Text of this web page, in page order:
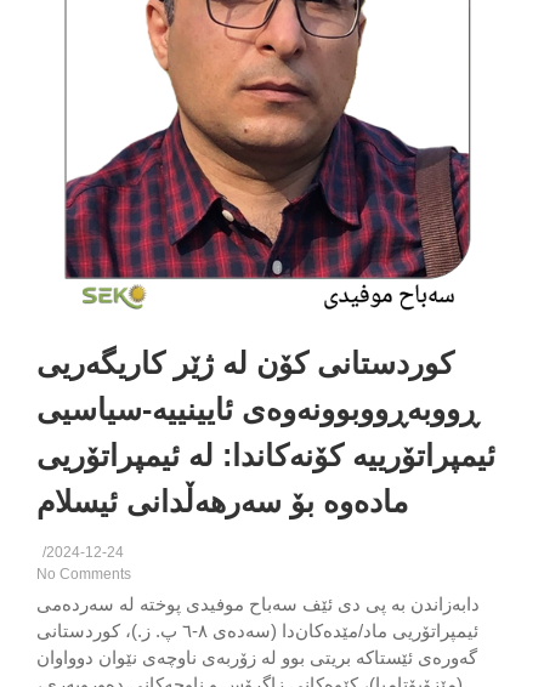
کوردستانی کۆن لە ژێر کاریگەریی
ڕووبەڕووبوونەوەی ئایینییە-سیاسیی
کۆنەکاندا: لە ئیمپراتۆریی
مادەوە بۆ سەرهەڵدانی ئیسلام
2024-12-24
/
No Comments
دابەزاندن بە پی دی ئێف سەباح موفیدی پوختە لە سەردەمی
ئیمپراتۆریی ماد/مێدەکان‌دا (سەدەی ٨-٦ پ. ز.)، کوردستانی
گەورەی ئێستاکە بریتی بوو لە زۆربەی ناوچەی نێوان دوواوان